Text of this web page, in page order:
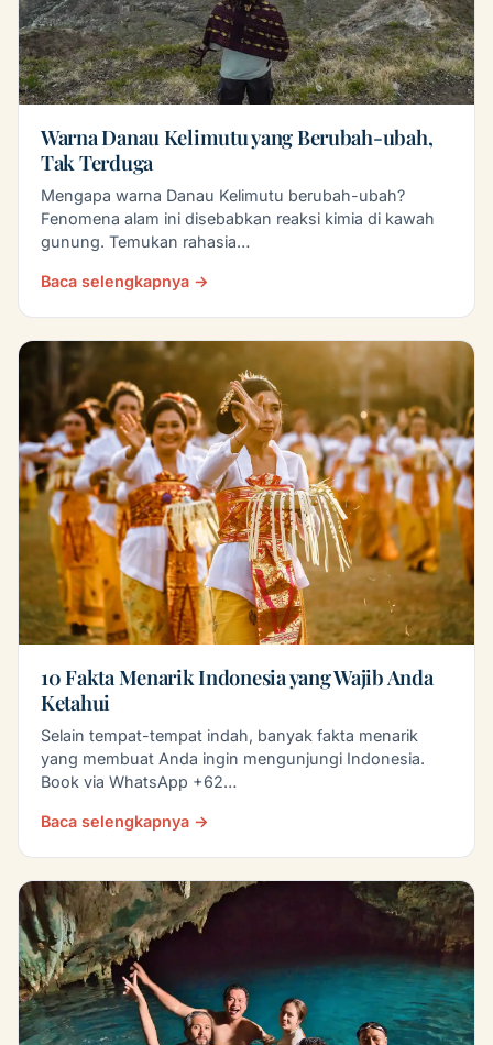
Warna Danau Kelimutu yang Berubah-ubah,
Tak Terduga
Mengapa warna Danau Kelimutu berubah-ubah?
Fenomena alam ini disebabkan reaksi kimia di kawah
gunung. Temukan rahasia…
Baca selengkapnya →
10 Fakta Menarik Indonesia yang Wajib Anda
Ketahui
Selain tempat-tempat indah, banyak fakta menarik
yang membuat Anda ingin mengunjungi Indonesia.
Book via WhatsApp +62…
Baca selengkapnya →